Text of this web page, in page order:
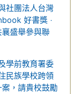
社團法人台灣
好書獎 ‧
盛舉參與聯
學前教育署委
民族學校跨領
，請貴校鼓勵